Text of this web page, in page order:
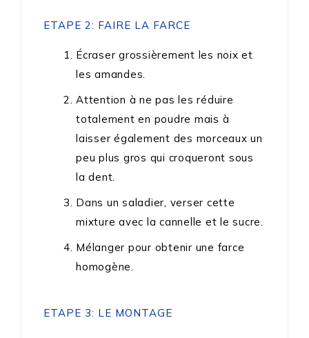
ETAPE 2: FAIRE LA FARCE
Écraser grossièrement les noix et
les amandes.
Attention à ne pas les réduire
totalement en poudre mais à
laisser également des morceaux un
peu plus gros qui croqueront sous
la dent.
Dans un saladier, verser cette
mixture avec la cannelle et le sucre.
Mélanger pour obtenir une farce
homogène.
ETAPE 3: LE MONTAGE